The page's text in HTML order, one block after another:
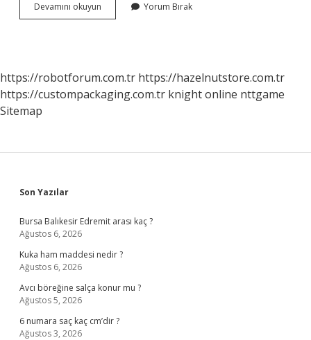
Devamını okuyun
Iğnesi
Yorum Bırak
https://robotforum.com.tr https://hazelnutstore.com.tr
https://custompackaging.com.tr knight online nttgame
Sitemap
Sidebar
Son Yazılar
Bursa Balıkesir Edremit arası kaç ?
Ağustos 6, 2026
Kuka ham maddesi nedir ?
Ağustos 6, 2026
Avcı böreğine salça konur mu ?
Ağustos 5, 2026
6 numara saç kaç cm’dir ?
Ağustos 3, 2026